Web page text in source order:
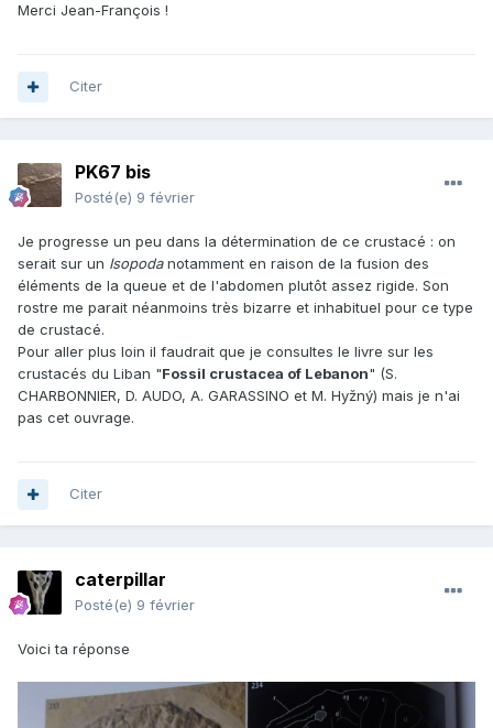
Merci Jean-François !
Citer
PK67 bis
Posté(e) 9 février
Je progresse un peu dans la détermination de ce crustacé : on
serait sur un Isopodanotamment en raison de la fusion des
éléments de la queue et de l'abdomen plutôt assez rigide. Son
rostre me parait néanmoins très bizarre et inhabituel pour ce type
de crustacé.
Pour aller plus loin il faudrait que je consultes le livre sur les
crustacés du Liban "Fossil crustacea of Lebanon" (S.
CHARBONNIER, D. AUDO, A. GARASSINO et M. Hyžný) mais je n'ai
pas cet ouvrage.
Citer
caterpillar
Posté(e) 9 février
Voici ta réponse